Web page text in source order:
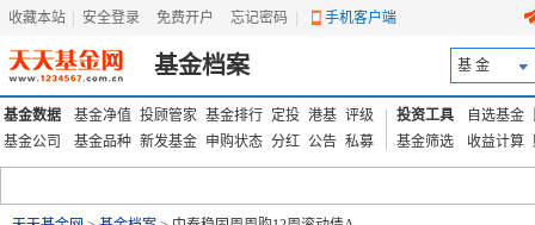
收藏本站 安全登录 免费开户 忘记密码 手机客户端
基金档案 基 金
基金数据 基金净值 投顾管家 基金排行 定投 港基 评级
基金公司
基金品种 新发基金 申购状态 分红 公告 私募
投资工具 自选基金
基金筛选
收益计算